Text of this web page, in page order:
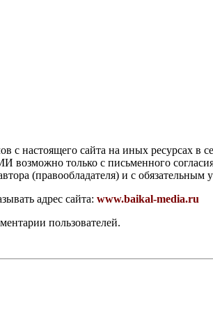
с настоящего сайта на иных ресурсах в
возможно только с письменного
(правообладателя) и с
адрес сайта: www.baikal-media.ru
пользователей.